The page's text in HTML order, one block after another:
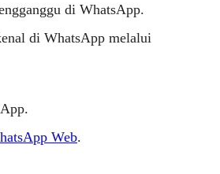
di WhatsApp.
di WhatsApp melalui
Web.